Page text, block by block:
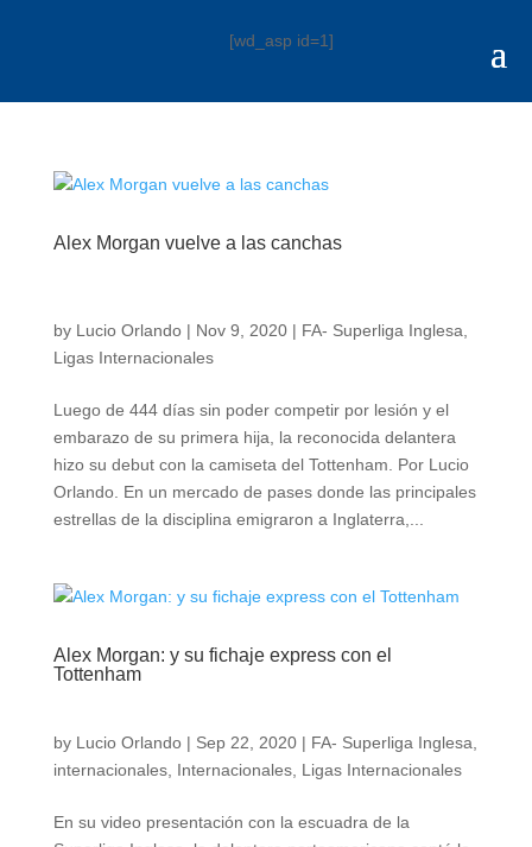
[wd_asp id=1]
Alex Morgan vuelve a las canchas
by Lucio Orlando| Nov 9, 2020| FA- Superliga Inglesa
Ligas Internacionales
Luego de 444 días sin poder competir por lesión y el
embarazo de su primera hija, la reconocida delantera
hizo su debut con la camiseta del Tottenham. Por Lucio
Orlando. En un mercado de pases donde las principales
estrellas de la disciplina emigraron a Inglaterra,...
Alex Morgan: y su fichaje express con el
Tottenham
by Lucio Orlando| Sep 22, 2020| FA- Superliga Inglesa
internacionales, Internacionales, Ligas Internacionales
En su video presentación con la escuadra de la